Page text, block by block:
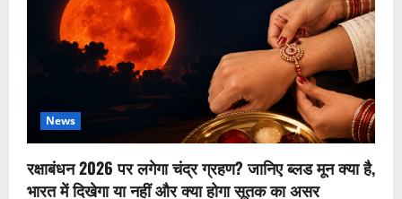
News
रक्षाबंधन 2026 पर लगेगा चंद्र ग्रहण? जानिए ब्लड मून क्या है,
भारत में दिखेगा या नहीं और क्या होगा सूतक का असर